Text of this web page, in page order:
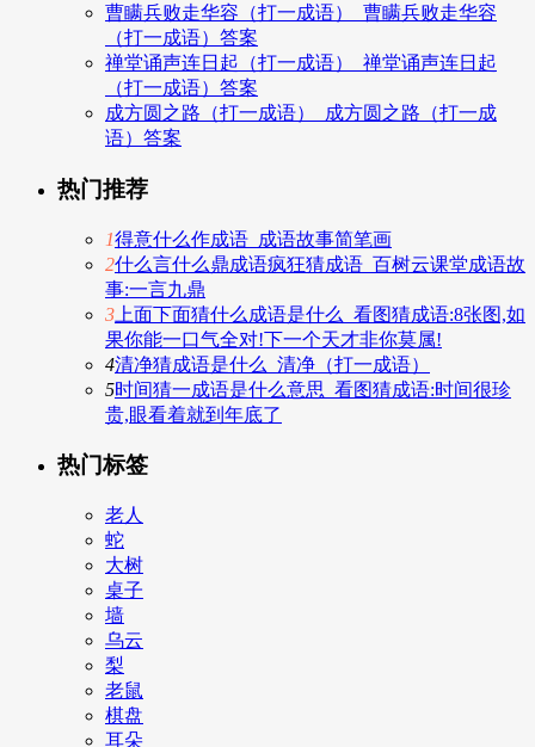
曹瞒兵败走华容（打一成语）_曹瞒兵败走华容
（打一成语）答案
禅堂诵声连日起（打一成语）_禅堂诵声连日起
（打一成语）答案
成方圆之路（打一成语）_成方圆之路（打一成
语）答案
热门推荐
1得意什么作成语_成语故事简笔画
2什么言什么鼎成语疯狂猜成语_百树云课堂成语故
事:一言九鼎
3 上面下面猜什么成语是什么_看图猜成语:8张图,如
果你能一口气全对!下一个天才非你莫属!
4清净猜成语是什么_清净（打一成语）
5时间猜一成语是什么意思_看图猜成语:时间很珍
贵,眼看着就到年底了
热门标签
老人
蛇
大树
桌子
墙
乌云
梨
老鼠
棋盘
耳朵